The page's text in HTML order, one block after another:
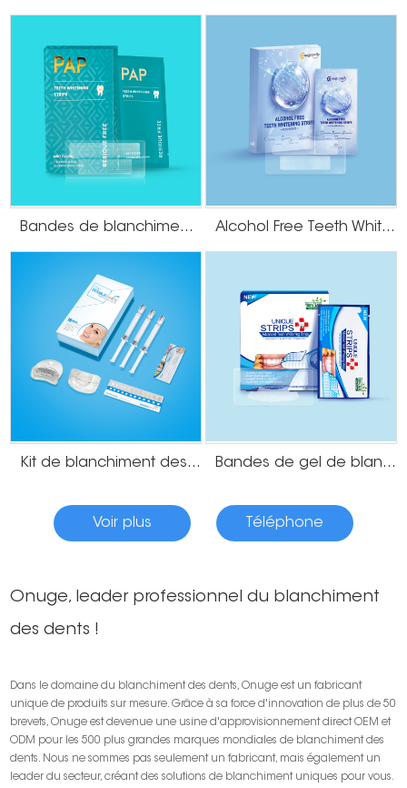
Gel de blanchiment des dents personnalisé
Lumière de blanchiment des dents personnalisée
Kits de blanchiment des dents personnalisés
Bandes de blanchiment des dents PAP sans résidus Alcohol Free Teeth Whitening Strips
Kit de blanchiment des dents en gros de marque privée Bandes de gel de blanchiment des dents à la menthe
Voir plus Téléphone
Onuge, leader professionnel du blanchiment
des dents !
Dans le domaine du blanchiment des dents, Onuge est un fabricant
unique de produits sur mesure. Grâce à sa force d'innovation de plus de 50
brevets, Onuge est devenue une usine d'approvisionnement direct OEM et
ODM pour les 500 plus grandes marques mondiales de blanchiment des
dents. Nous ne sommes pas seulement un fabricant, mais également un
leader du secteur, créant des solutions de blanchiment uniques pour vous.